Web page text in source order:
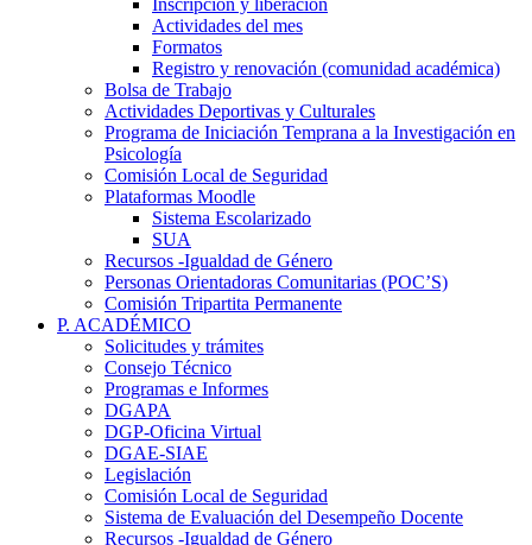
Actividades del mes
Formatos
Registro y renovación (comunidad académica)
Bolsa de Trabajo
Actividades Deportivas y Culturales
Programa de Iniciación Temprana a la Investigación en
Psicología
Comisión Local de Seguridad
Plataformas Moodle
Sistema Escolarizado
SUA
Recursos -Igualdad de Género
Personas Orientadoras Comunitarias (POC’S)
Comisión Tripartita Permanente
P. ACADÉMICO
Solicitudes y trámites
Consejo Técnico
Programas e Informes
DGAPA
DGP-Oficina Virtual
DGAE-SIAE
Legislación
Comisión Local de Seguridad
Sistema de Evaluación del Desempeño Docente
Recursos -Igualdad de Género